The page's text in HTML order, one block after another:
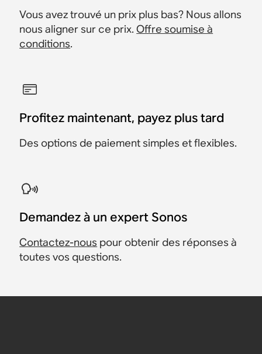
Vous avez trouvé un prix plus bas? Nous allons
nous aligner sur ce prix.Offre soumise à
conditions.
Profitez maintenant, payez plus tard
Des options de paiement simples et flexibles.
Demandez à un expert Sonos
Contactez-nous pour obtenir des réponses à
toutes vos questions.